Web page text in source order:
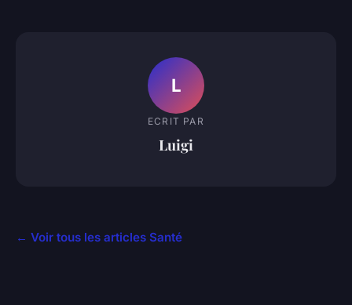
L
ECRIT PAR
Luigi
← Voir tous les articles Santé